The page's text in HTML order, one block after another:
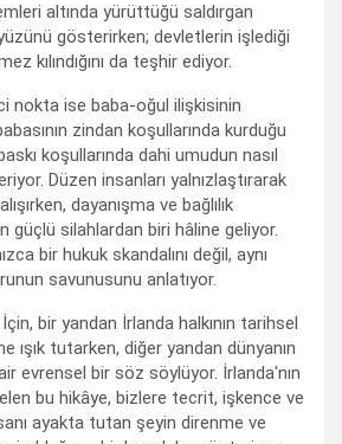
altında yürüttüğü saldırgan
gösterirken; devletlerin işlediği
kılındığını da teşhir ediyor.
nokta ise baba-oğul ilişkisinin
zindan koşullarında kurduğu
koşullarında dahi umudun nasıl
Düzen insanları yalnızlaştırarak
dayanışma ve bağlılık
güçlü silahlardan biri hâline geliyor.
bir hukuk skandalını değil, aynı
savunusunu anlatıyor.
bir yandan İrlanda halkının tarihsel
ışık tutarken, diğer yandan dünyanın
evrensel bir söz söylüyor. İrlanda'nın
bu hikâye, bizlere tecrit, işkence ve
ayakta tutan şeyin direnme ve